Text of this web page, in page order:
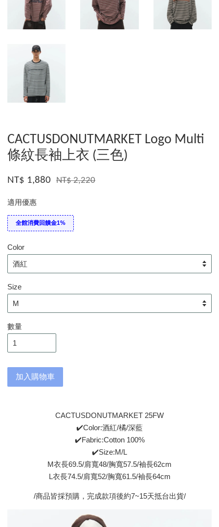
CACTUSDONUTMARKET Logo Multi
條紋長袖上衣 (三色)
NT$ 1,880 NT$ 2,220
適用優惠
全館消費回饋金1%
Color
Size
數量
加入購物車
CACTUSDONUTMARKET 25FW
✔️Color:酒紅/橘/深藍
✔️Fabric:Cotton 100%
✔️Size:M/L
M衣長69.5/肩寬48/胸寬57.5/袖長62cm
L衣長74.5/肩寬52/胸寬61.5/袖長64cm
/商品皆採預購，完成款項後約7~15天抵台出貨/